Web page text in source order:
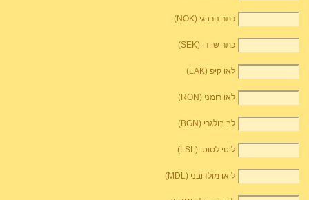
כתר נורבגי (NOK)
כתר שוודי (SEK)
לאו קיפ (LAK)
לאו רומני (RON)
לב בולגרי (BGN)
לוטי לסוטו (LSL)
ליאו מולדובני (MDL)